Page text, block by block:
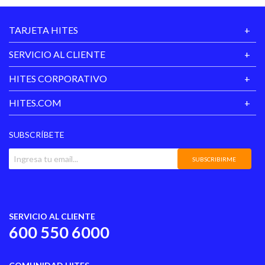
Nº de Páginas 608
Tipo de Tapa
Formato Regular
Rango Edad +14 años
Garantía
Proveedor
TARJETA HITES
SERVICIO AL CLIENTE
HITES CORPORATIVO
HITES.COM
SUBSCRÍBETE
SUBSCRIBIRME
SERVICIO AL CLIENTE
600 550 6000